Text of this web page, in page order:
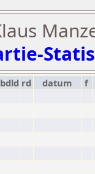
bdld rd datum
f